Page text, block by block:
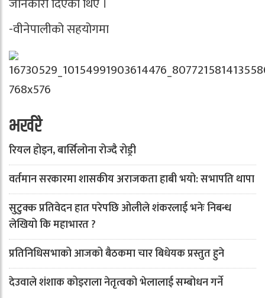
-वीनेपालीको सहयोगमा
भर्खरै
रियल होइन, बार्सिलोना रोज्दै रोड्री
वर्तमान सरकारमा शासकीय अराजकता हाबी भयो: सभापति थापा
सुटुक्क प्रतिवेदन हात परेपछि ओलीले शंकरलाई भनेः निबन्ध
लेखियो कि महाभारत ?
प्रतिनिधिसभाको आजको बैठकमा चार बिधेयक प्रस्तुत हुने
देउवाले शंशाक कोइराला नेतृत्वको भेलालाई सम्बोधन गर्ने